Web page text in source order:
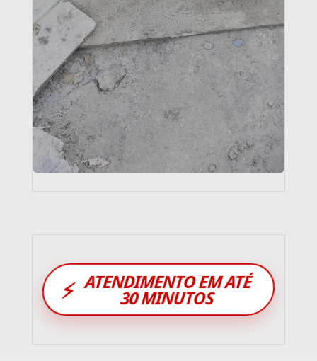
⚡ ATENDIMENTO EM ATÉ
30 MINUTOS